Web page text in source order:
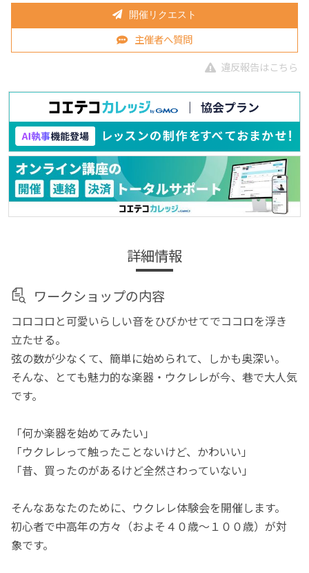
開催リクエスト
主催者へ質問
違反報告はこちら
詳細情報
ワークショップの内容
コロコロと可愛いらしい音をひびかせてでココロを浮き
立たせる。
弦の数が少なくて、簡単に始められて、しかも奥深い。
そんな、とても魅力的な楽器・ウクレレが今、巷で大人気
です。
「何か楽器を始めてみたい」
「ウクレレって触ったことないけど、かわいい」
「昔、買ったのがあるけど全然さわっていない」
そんなあなたのために、ウクレレ体験会を開催します。
初心者で中高年の方々（およそ４０歳～１００歳）が対
象です。